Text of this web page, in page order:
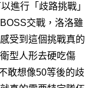
進行「歧路挑戰」
交戰， 洛洛雖
受到這個挑戰真的
型人形去硬吃傷
敢想像50等後的歧